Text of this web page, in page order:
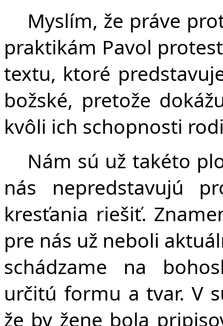
Myslím, že práve
praktikám Pavol
textu, ktoré
božské, pretože
kvôli ich schopnosti
Nám sú už takéto
nás nepredstavujú
kresťania riešiť.
pre nás už neboli
schádzame na
určitú formu a tvar. V
že by žene bola